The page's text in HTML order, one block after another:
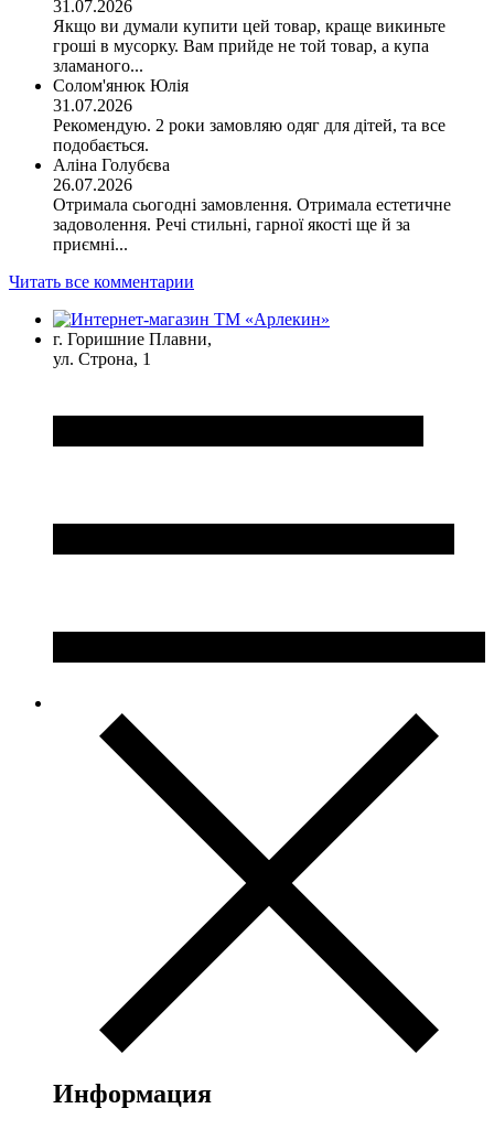
31.07.2026
Якщо ви думали купити цей товар, краще викиньте
гроші в мусорку. Вам прийде не той товар, а купа
зламаного...
Солом'янюк Юлія
31.07.2026
Рекомендую. 2 роки замовляю одяг для дітей, та все
подобається.
Аліна Голубєва
26.07.2026
Отримала сьогодні замовлення. Отримала естетичне
задоволення. Речі стильні, гарної якості ще й за
приємні...
Читать все комментарии
г. Горишние Плавни,
ул. Строна, 1
Информация